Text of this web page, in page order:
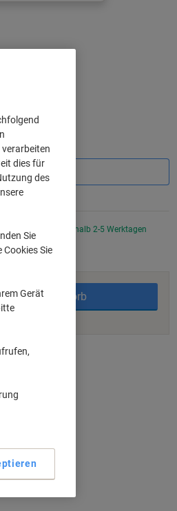
Lieferzeit innerhalb 2-5 Werktagen
In den Warenkorb
dies für
des
Sie
Sie
Gerät